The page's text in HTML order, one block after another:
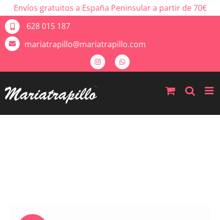
Envíos gratuitos a España Peninsular a partir de 70€
628 015 187
mariatrapillo@mariatrapillo.com